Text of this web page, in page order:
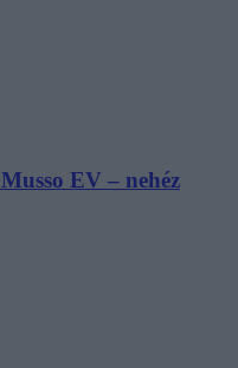
EV – nehéz